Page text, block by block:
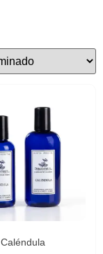
Caléndula